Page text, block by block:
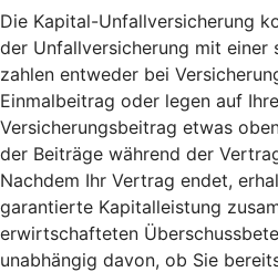
Die Kapital-Unfallversicherung
der Unfallversicherung mit einer
zahlen entweder bei
Einmalbeitrag oder legen auf
Versicherungsbeitrag etwas
der Beiträge während der
Nachdem Ihr Vertrag endet,
garantierte Kapitalleistung
erwirtschafteten
unabhängig davon, ob Sie